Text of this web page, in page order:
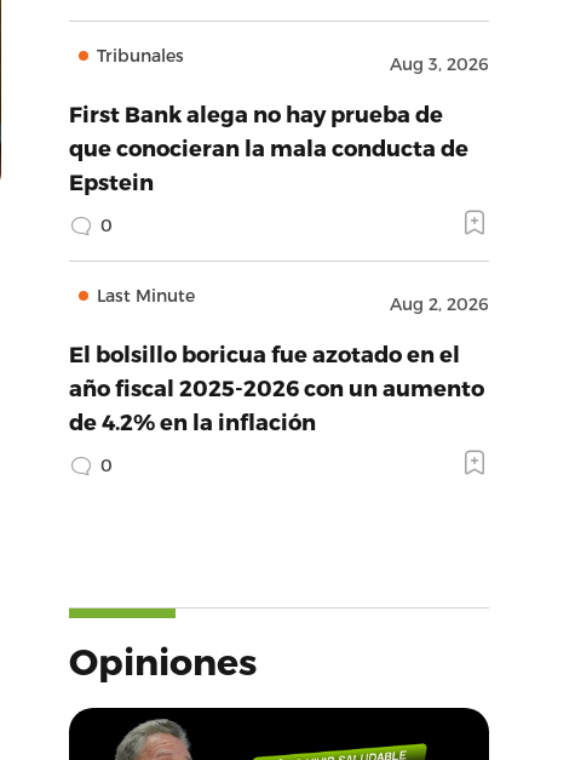
Tribunales Aug 3, 2026
First Bank alega no hay prueba de
que conocieran la mala conducta de
Epstein
0
Last Minute Aug 2, 2026
El bolsillo boricua fue azotado en el
año fiscal 2025-2026 con un aumento
de 4.2% en la inflación
0
Opiniones